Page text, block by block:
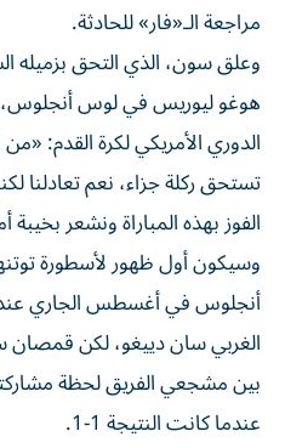
مراجعة الـ«فار» للحادثة.
وعلق سون، الذي التحق بزميله
هوغو ليوريس في لوس أنجلوس،
الدوري الأمريكي لكرة القدم:
تستحق ركلة جزاء، نعم تعادلنا
الفوز بهذه المباراة ونشعر
وسيكون أول ظهور لأسطورة
أنجلوس في أغسطس الجاري
الغربي سان دييغو، لكن
عندما كانت النتيجة 1-1.